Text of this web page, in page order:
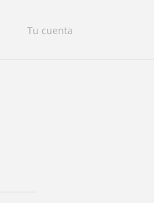
Tu cuenta